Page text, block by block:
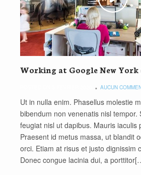
Working at Google New York
AUCUN
Ut in nulla enim. Phasellus molestie
bibendum non venenatis nisl tempor.
feugiat nisl ut dapibus. Mauris iaculis
Praesent id metus massa, ut blandit
orci. Etiam at risus et justo dignissim
Donec congue lacinia dui, a